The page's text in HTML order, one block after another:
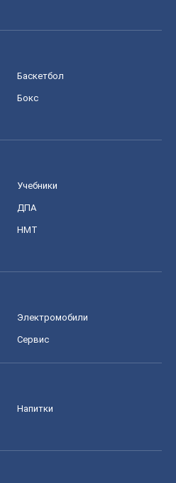
Баскетбол
Бокс
Учебники
ДПА
НМТ
Электромобили
Сервис
Напитки